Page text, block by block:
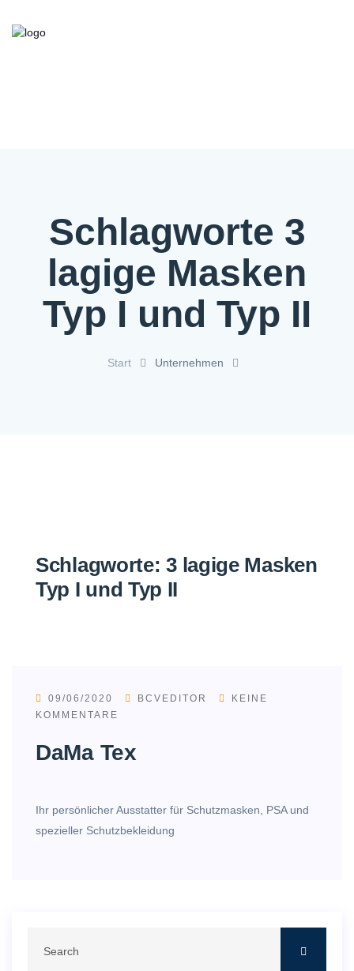
Schlagworte 3
lagige Masken
Typ I und Typ II
Start Unternehmen
Schlagworte:3 lagige Masken
Typ I und Typ II
09/06/2020 BCVEDITOR
KEINE
KOMMENTARE
DaMa Tex
Ihr persönlicher Ausstatter für Schutzmasken, PSA und
spezieller Schutzbekleidung